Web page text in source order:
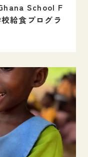
School F
給食プログラ